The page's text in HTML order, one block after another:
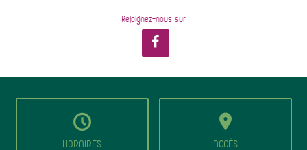
Rejoignez-nous sur
HORAIRES ACCÈS